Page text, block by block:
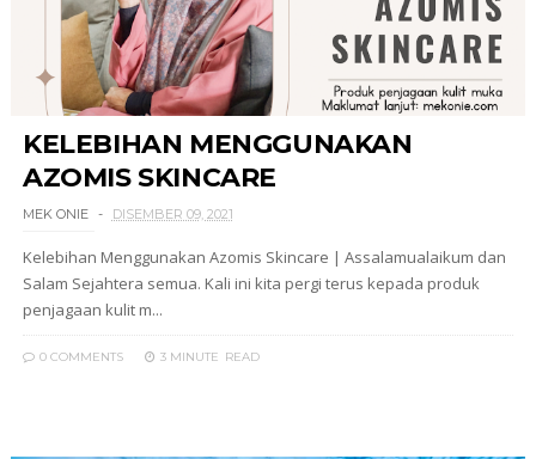
KELEBIHAN MENGGUNAKAN
AZOMIS SKINCARE
MEK ONIE DISEMBER 09, 2021
Kelebihan Menggunakan Azomis Skincare | Assalamualaikum dan
Salam Sejahtera semua. Kali ini kita pergi terus kepada produk
penjagaan kulit m...
0 COMMENTS 3 MINUTE READ